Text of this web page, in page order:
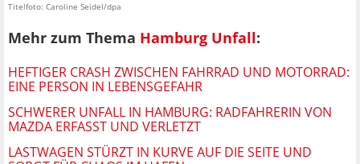
Titelfoto: Caroline Seidel/dpa
Mehr zum Thema Hamburg Unfall:
HEFTIGER CRASH ZWISCHEN FAHRRAD UND MOTORRAD:
EINE PERSON IN LEBENSGEFAHR
SCHWERER UNFALL IN HAMBURG: RADFAHRERIN VON
MAZDA ERFASST UND VERLETZT
LASTWAGEN STÜRZT IN KURVE AUF DIE SEITE UND